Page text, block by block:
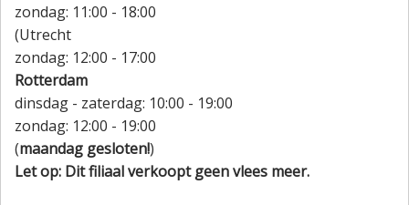
zondag: 11:00 - 18:00
(Utrecht
zondag: 12:00 - 17:00
Rotterdam
dinsdag - zaterdag: 10:00 - 19:00
zondag: 12:00 - 19:00
(maandag gesloten!)
Let op: Dit filiaal verkoopt geen vlees meer.